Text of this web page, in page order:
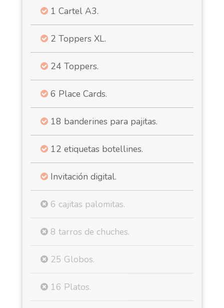
1 Cartel A3.
2 Toppers XL.
24 Toppers.
6 Place Cards.
18 banderines para pajitas.
12 etiquetas botellines.
Invitación digital.
6 cajitas palomitas.
8 tarros de chuches.
25 Globos.
16 Platos.